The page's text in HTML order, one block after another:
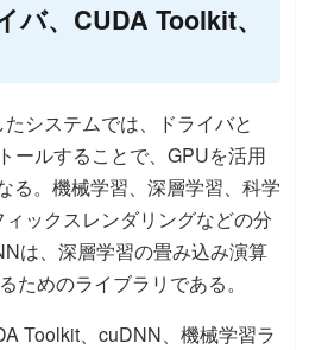
バ、CUDA Toolkit、
システムでは、ドライバと
ールすることで、GPUを活用
る。機械学習、深層学習、科学
ックスレンダリングなどの分
は、深層学習の畳み込み演算
ためのライブラリである。
Toolkit、cuDNN、機械学習ラ